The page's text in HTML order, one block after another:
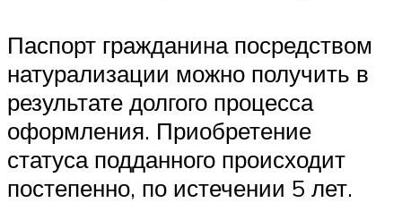
Паспорт гражданина посредством
натурализации можно получить в
результате долгого процесса
оформления. Приобретение
статуса подданного происходит
постепенно, по истечении 5 лет.